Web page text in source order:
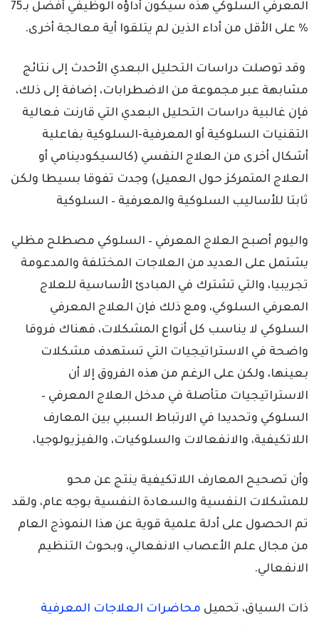
المعرفي السلوكي هذه سيكون أداؤه الوظيفي أفضل بـ75
% على الأقل من أداء الذين لم يتلقوا أية معالجة أخرى.
وقد توصلت دراسات التحليل البعدي الأحدث إلى نتائج
مشابهة عبر مجموعة من الاضطرابات، إضافة إلى ذلك،
فإن غالبية دراسات التحليل البعدي التي قارنت فعالية
التقنيات السلوكية أو المعرفية-السلوكية بفاعلية
أشكال أخرى من العلاج النفسي (كالسيكودينامي أو
العلاج المتمركز حول العميل) وجدت تفوقا بسيطا ولكن
ثابتا للأساليب السلوكية والمعرفية – السلوكية
واليوم أصبح العلاج المعرفي – السلوكي مصطلح مظلي
يشتمل على العديد من العلاجات المختلفة والمدعومة
تجريبيا، والتي تشترك في المبادئ الأساسية للعلاج
المعرفي السلوكي، ومع ذلك فإن العلاج المعرفي
السلوكي لا يناسب كل أنواع المشكلات، فهناك فروقا
واضحة في الاستراتيجيات التي تستهدف مشكلات
بعينها، ولكن على الرغم من هذه الفروق إلا أن
الاستراتيجيات متأصلة في مدخل العلاج المعرفي –
السلوكي وتحديدا في الارتباط السببي بين المعارف
اللاتكيفية، والانفعالات والسلوكيات، والفيزيولوجيا،
وأن تصحيح المعارف اللاتكيفية ينتج عن محو
للمشكلات النفسية والسعادة النفسية بوجه عام، ولقد
تم الحصول على أدلة علمية قوية عن هذا النموذج العام
من مجال علم الأعصاب الانفعالي، وبحوث التنظيم
الانفعالي.
ذات السياق، تحميل محاضرات العلاجات المعرفية